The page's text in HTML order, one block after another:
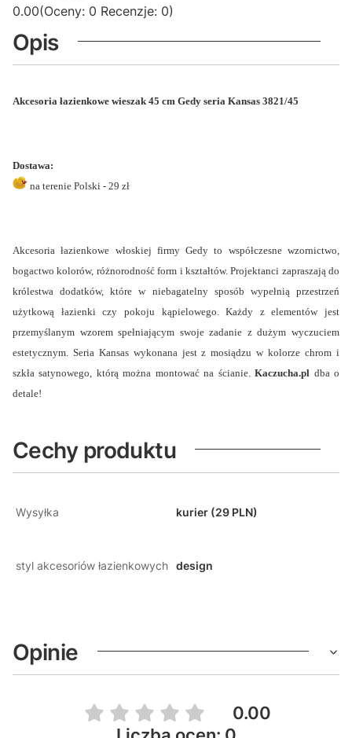
0.00(Oceny: 0 Recenzje: 0)
Opis
Akcesoria łazienkowe wieszak 45 cm Gedy seria Kansas 3821/45
Dostawa:
na terenie Polski - 29 zł
Akcesoria łazienkowe włoskiej firmy Gedy to współczesne wzornictwo,
bogactwo kolorów, różnorodność form i kształtów. Projektanci zapraszają do
królestwa dodatków, które w niebagatelny sposób wypełnią przestrzeń
użytkową łazienki czy pokoju kąpielowego. Każdy z elementów jest
przemyślanym wzorem spełniającym swoje zadanie z dużym wyczuciem
estetycznym. Seria Kansas wykonana jest z mosiądzu w kolorze chrom i
szkła satynowego, którą można montować na ścianie.Kaczucha.pl dba o
detale!
Cechy produktu
Wysyłka kurier (29 PLN)
styl akcesoriów łazienkowych design
Opinie
0.00